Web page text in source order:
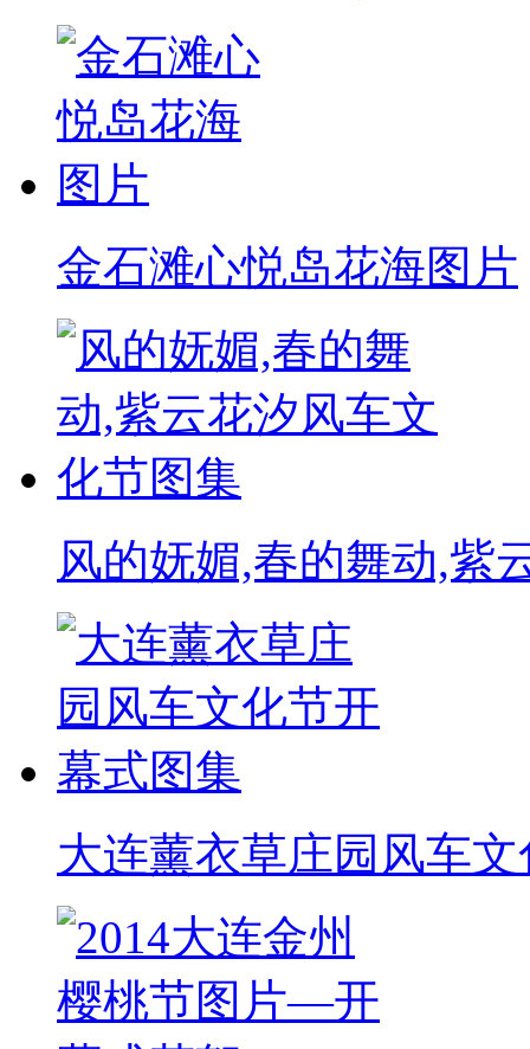
金石滩心悦岛花海图片
风的妩媚,春的舞动,紫
大连薰衣草庄园风车文